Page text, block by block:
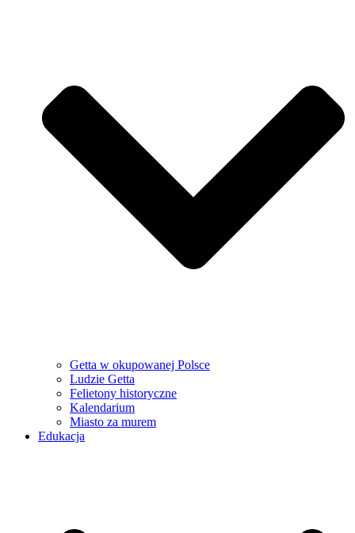
Getta w okupowanej Polsce
Ludzie Getta
Felietony historyczne
Kalendarium
Miasto za murem
Edukacja